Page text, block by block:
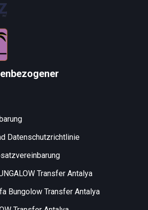
Datenschutzrichtlinie
Transfer Antalya
Bungolow Transfer Antalya